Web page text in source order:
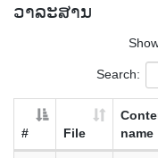
ວາລະສານ
Search:
# File
name